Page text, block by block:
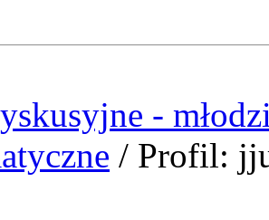
-
/ Profil: